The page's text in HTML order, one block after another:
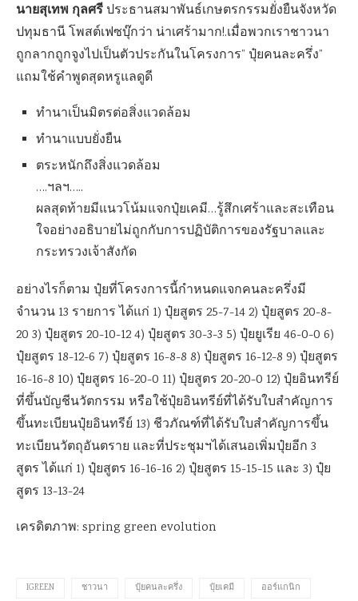
นายสุเทพ กุลศรีประธานสมาพันธ์เกษตรกรรมยั่งยืนจังหวัด
ปทุมธานี โพสต์เฟซบุ๊กว่า น่าเศร้ามาก!.เมื่อพวกเราชาวนา
ถูกลากถูกจูงไปเป็นตัวประกันในโครงการ” ปุ๋ยคนละครึ่ง”
แถมใช้คำพูดสุดหรูแลดูดี
ทำนาเป็นมิตรต่อสิ่งแวดล้อม
ทำนาแบบยั่งยืน
ตระหนักถึงสิ่งแวดล้อม
….ฯลฯ…..
ผลสุดท้ายมีแนวโน้มแจกปุ๋ยเคมี…รู้สึกเศร้าและสะเทือน
ใจอย่างอธิบายไม่ถูกกับการปฏิบัติการของรัฐบาลและ
กระทรวงเจ้าสังกัด
อย่างไรก็ตาม ปุ๋ยที่โครงการนี้กำหนดแจกคนละครึ่งมี
จำนวน 13 รายการ ได้แก่ 1) ปุ๋ยสูตร 25-7-14 2) ปุ๋ยสูตร 20-8-
20 3) ปุ๋ยสูตร 20-10-12 4) ปุ๋ยสูตร 30-3-3 5) ปุ๋ยยูเรีย 46-0-0 6)
ปุ๋ยสูตร 18-12-6 7) ปุ๋ยสูตร 16-8-8 8) ปุ๋ยสูตร 16-12-8 9) ปุ๋ยสูตร
16-16-8 10) ปุ๋ยสูตร 16-20-0 11) ปุ๋ยสูตร 20-20-0 12) ปุ๋ยอินทรีย์
ที่ขึ้นบัญชีนวัตกรรม หรือใช้ปุ๋ยอินทรีย์ที่ได้รับใบสำคัญการ
ขึ้นทะเบียนปุ๋ยอินทรีย์ 13) ชีวภัณฑ์ที่ได้รับใบสำคัญการขึ้น
ทะเบียนวัตถุอันตราย และที่ประชุมฯได้เสนอเพิ่มปุ๋ยอีก 3
สูตร ได้แก่ 1) ปุ๋ยสูตร 16-16-16 2) ปุ๋ยสูตร 15-15-15 และ 3) ปุ๋ย
สูตร 13-13-24
เครดิตภาพ: spring green evolution
IGREEN ชาวนา ปุ๋ยคนละครึ่ง ปุ๋ยเคมี ออร์แกนิก